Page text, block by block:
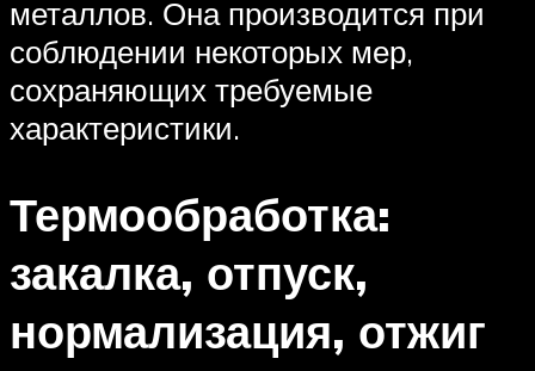
металлов. Она производится при
соблюдении некоторых мер,
сохраняющих требуемые
характеристики.
Термообработка:
закалка, отпуск,
нормализация, отжиг